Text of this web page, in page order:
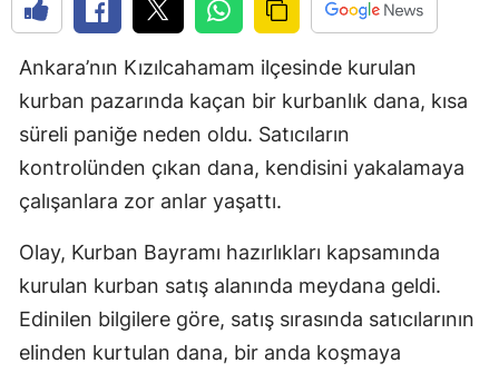
Ankara’nın Kızılcahamam ilçesinde kurulan
kurban pazarında kaçan bir kurbanlık dana, kısa
süreli paniğe neden oldu. Satıcıların
kontrolünden çıkan dana, kendisini yakalamaya
çalışanlara zor anlar yaşattı.
Olay, Kurban Bayramı hazırlıkları kapsamında
kurulan kurban satış alanında meydana geldi.
Edinilen bilgilere göre, satış sırasında satıcılarının
elinden kurtulan dana, bir anda koşmaya